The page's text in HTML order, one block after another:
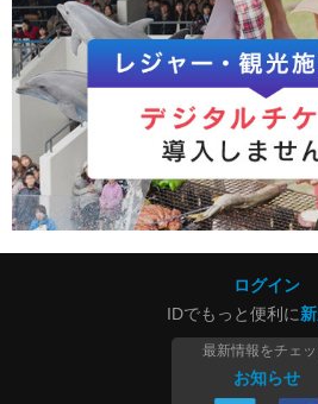
ログイン
IDでもっと便利に
最新情報をチェッ
お知らせ